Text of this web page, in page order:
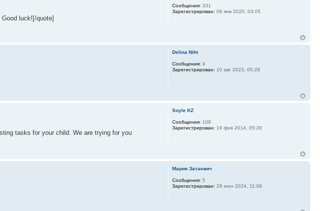
Good luck![/quote]
Сообщения: 331
Зарегистрирован: 09 янв 2020, 03:05
Delina Niht
Сообщения: 4
Зарегистрирован: 10 авг 2023, 05:28
tasks for your child. We are trying for you
Soyle KZ
Сообщения: 108
Зарегистрирован: 19 фев 2014, 05:20
Мария Затаевич
Сообщения: 5
Зарегистрирован: 28 июн 2024, 11:08